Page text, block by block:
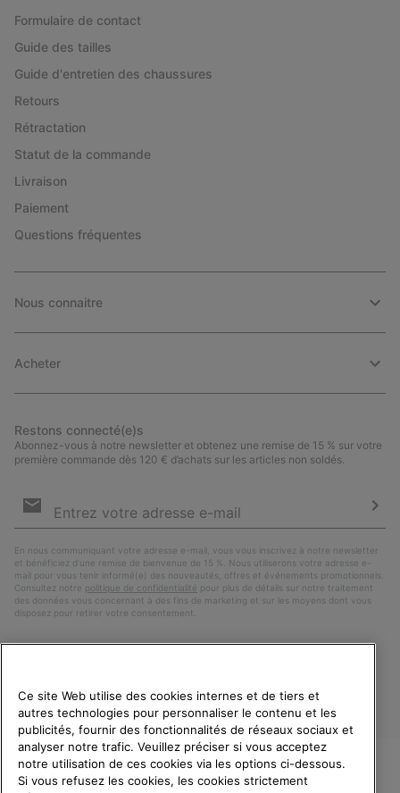
Formulaire de contact
Guide des tailles
Guide d'entretien des chaussures
Retours
Rétractation
Statut de la commande
Livraison
Paiement
Questions fréquentes
Nous connaitre
Acheter
Restons connecté(e)s
Abonnez-vous à notre newsletter et obtenez une remise de 15 % sur votre
première commande dès 120 € d’achats sur les articles non soldés.
par
En nous communiquant votre adresse e-mail, vous vous inscrivez à notre newsletter
et bénéficiez d’une remise de bienvenue de 15 %. Nous utiliserons votre adresse e-
mail pour vous tenir informé(e) des nouveautés, offres et événements promotionnels.
Consultez notre politique de confidentialité pour plus de détails sur notre traitement
des données vous concernant à des fins de marketing et sur les moyens dont vous
disposez pour retirer votre consentement.
France
Ce site Web utilise des cookies internes et de tiers et
autres technologies pour personnaliser le contenu et les
publicités, fournir des fonctionnalités de réseaux sociaux et
analyser notre trafic. Veuillez préciser si vous acceptez
notre utilisation de ces cookies via les options ci-dessous.
Si vous refusez les cookies, les cookies strictement